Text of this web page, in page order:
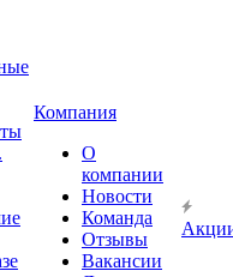
Компания
О
компании
Новости
Команда
Отзывы
Вакансии